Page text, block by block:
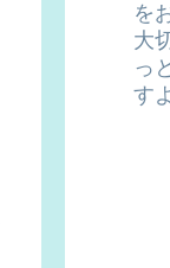
を
大
っ
す